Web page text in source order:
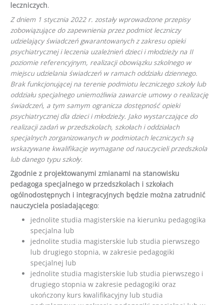
leczniczych.
Z dniem 1 stycznia 2022 r. zostały wprowadzone przepisy
zobowiązujące do zapewnienia przez podmiot leczniczy
udzielający świadczeń gwarantowanych z zakresu opieki
psychiatrycznej i leczenia uzależnień dzieci i młodzieży na II
poziomie referencyjnym, realizacji obowiązku szkolnego w
miejscu udzielania świadczeń w ramach oddziału dziennego.
Brak funkcjonującej na terenie podmiotu leczniczego szkoły lub
oddziału specjalnego uniemożliwia zawarcie umowy o realizację
świadczeń, a tym samym ogranicza dostępność opieki
psychiatrycznej dla dzieci i młodzieży. Jako wystarczające do
realizacji zadań w przedszkolach, szkołach i oddziałach
specjalnych zorganizowanych w podmiotach leczniczych są
wskazywane kwalifikacje wymagane od nauczycieli przedszkola
lub danego typu szkoły.
Zgodnie z projektowanymi zmianami na stanowisku
pedagoga specjalnego w przedszkolach i szkołach
ogólnodostępnych i integracyjnych będzie można zatrudnić
nauczyciela posiadającego:
jednolite studia magisterskie na kierunku pedagogika
specjalna lub
jednolite studia magisterskie lub studia pierwszego
lub drugiego stopnia, w zakresie pedagogiki
specjalnej lub
jednolite studia magisterskie lub studia pierwszego i
drugiego stopnia w zakresie pedagogiki oraz
ukończony kurs kwalifikacyjny lub studia